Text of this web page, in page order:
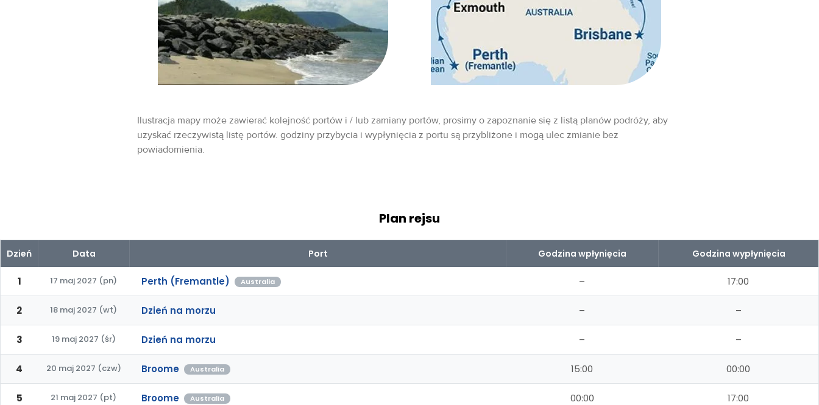
Ilustracja mapy może zawierać kolejność portów i / lub zamiany portów, prosimy o zapoznanie się z listą planów podróży, aby
uzyskać rzeczywistą listę portów. godziny przybycia i wypłynięcia z portu są przybliżone i mogą ulec zmianie bez
powiadomienia.
Plan rejsu
Dzień Data Port Godzina wpłynięcia Godzina wypłynięcia
1 17 maj 2027 (pn) Perth (Fremantle) Australia – 17:00
2 18 maj 2027 (wt) Dzień na morzu – –
3 19 maj 2027 (śr) Dzień na morzu – –
4 20 maj 2027 (czw) Broome Australia 15:00 00:00
5 21 maj 2027 (pt) Broome Australia 00:00 17:00